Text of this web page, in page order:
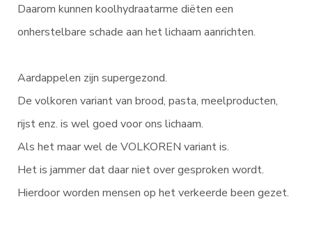
Daarom kunnen koolhydraatarme diëten een
onherstelbare schade aan het lichaam aanrichten.
Aardappelen zijn supergezond.
De volkoren variant van brood, pasta, meelproducten,
rijst enz. is wel goed voor ons lichaam.
Als het maar wel de VOLKOREN variant is.
Het is jammer dat daar niet over gesproken wordt.
Hierdoor worden mensen op het verkeerde been gezet.